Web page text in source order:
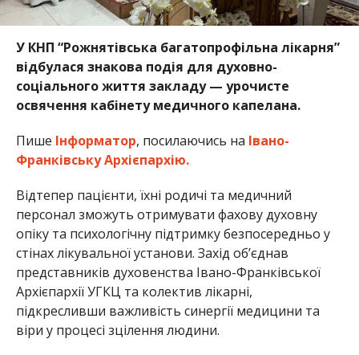
У КНП “Рожнятівська багатопрофільна лікарня”
відбулася знакова подія для духовно-
соціального життя закладу — урочисте
освячення кабінету медичного капелана.
Пише Інформатор, посилаючись на Івано-
Франківську Архієпархію.
Відтепер пацієнти, їхні родичі та медичний
персонал зможуть отримувати фахову духовну
опіку та психологічну підтримку безпосередньо у
стінах лікувальної установи. Захід об’єднав
представників духовенства Івано-Франківської
Архієпархії УГКЦ та колектив лікарні,
підкресливши важливість синергії медицини та
віри у процесі зцілення людини.